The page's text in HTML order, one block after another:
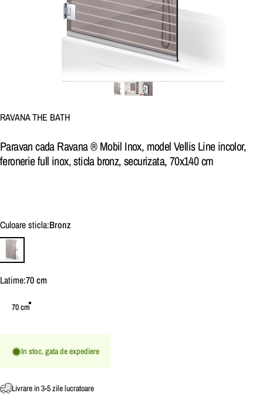
Brand:
RAVANA THE BATH
Paravan cada Ravana ® Mobil Inox, model Vellis Line incolor,
feronerie full inox, sticla bronz, securizata, 70x140 cm
Culoare sticla
Culoare sticla:Bronz
Bronz
Latime
Latime:70 cm
70 cm
In stoc, gata de expediere
Livrare in 3-5 zile lucratoare